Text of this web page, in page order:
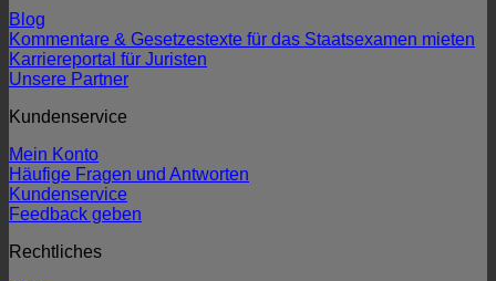
Blog
Kommentare & Gesetzestexte für das Staatsexamen mieten
Karriereportal für Juristen
Unsere Partner
Kundenservice
Mein Konto
Häufige Fragen und Antworten
Kundenservice
Feedback geben
Rechtliches